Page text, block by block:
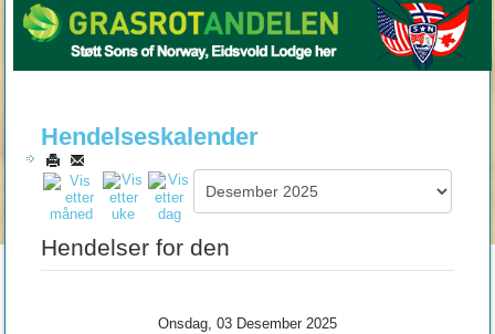
Hendelseskalender
Hendelser for den
Onsdag, 03 Desember 2025